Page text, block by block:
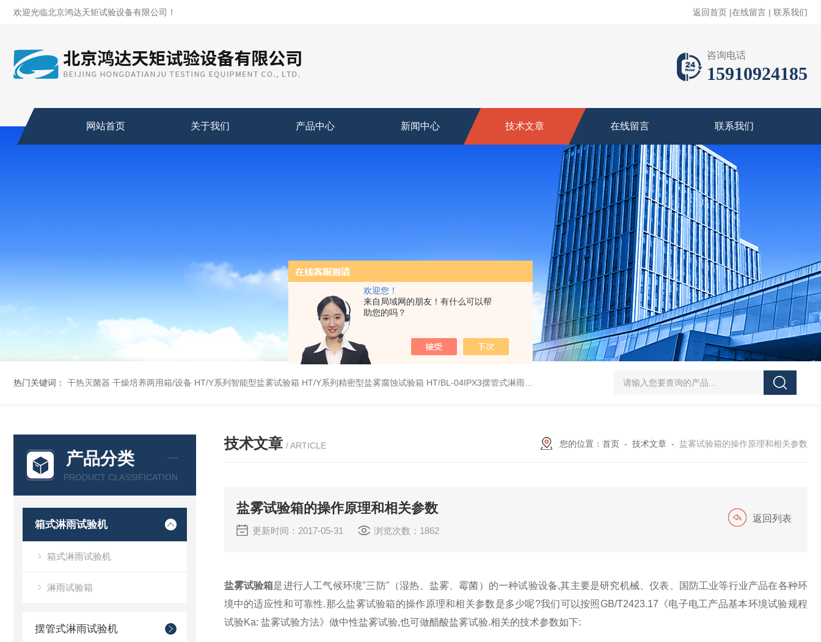
欢迎您！
来自局域网的朋友！有什么可以帮
助您的吗？
欢迎光临北京鸿达天矩试验设备有限公司！ 返回首页 |在线留言 | 联系我们
咨询电话
15910924185
网站首页 关于我们 产品中心 新闻中心 技术文章 在线留言 联系我们
热门关键词： 干热灭菌器 干燥培养两用箱/设备 HT/Y系列智能型盐雾试验箱 HT/Y系列精密型盐雾腐蚀试验箱 HT/BL-04IPX3摆管式淋雨试验机 HT/SC-800砂尘试验机厂家 HT/GDSJ-80天津小型高低温交变湿热试验
产品分类
PRODUCT CLASSIFICATION
箱式淋雨试验机
箱式淋雨试验机
淋雨试验箱
摆管式淋雨试验机
技术文章 / ARTICLE 您的位置： 首页 - 技术文章 - 盐雾试验箱的操作原理和相关参数
盐雾试验箱的操作原理和相关参数
更新时间：2017-05-31 浏览次数：1862
返回列表
盐雾试验箱是进行人工气候环境"三防"（湿热、盐雾、霉菌）的一种试验设备,其主要是研究机械、仪表、国防工业等行业产品在各种环
境中的适应性和可靠性.那么盐雾试验箱的操作原理和相关参数是多少呢?我们可以按照GB/T2423.17《电子电工产品基本环境试验规程
试验Ka: 盐雾试验方法》做中性盐雾试验,也可做醋酸盐雾试验.相关的技术参数如下: